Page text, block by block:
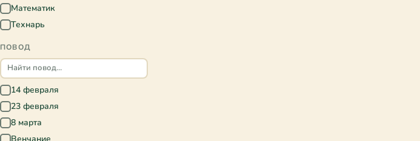
✓ Любитель выпечки
✓ Любитель гаджетов
✓ Любитель гончарного дела
✓ Любитель горячих напитков
✓ Любитель динозавров
✓ Любитель животных
✓ Любитель игр
✓ Любитель истории
Математик
Технарь
ПОВОД
14 февраля
23 февраля
8 марта